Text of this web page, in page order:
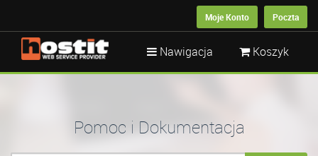
Moje Konto Poczta
Koszyk
Nawigacja
Pomoc i Dokumentacja